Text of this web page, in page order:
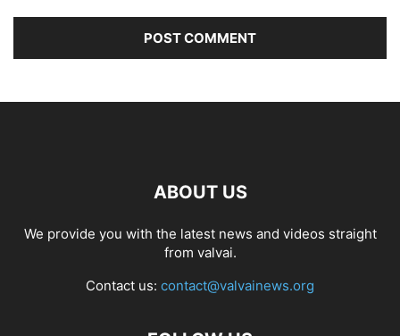
ABOUT US
We provide you with the latest news and videos straight
from valvai.
Contact us: contact@valvainews.org